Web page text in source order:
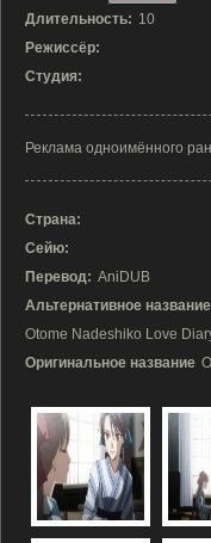
Длительность: 10
Режиссёр:
Студия:
Реклама одноимённого
Страна:
Сейю:
Перевод: AniDUB
Альтернативное
Otome Nadeshiko Love
Оригинальное название